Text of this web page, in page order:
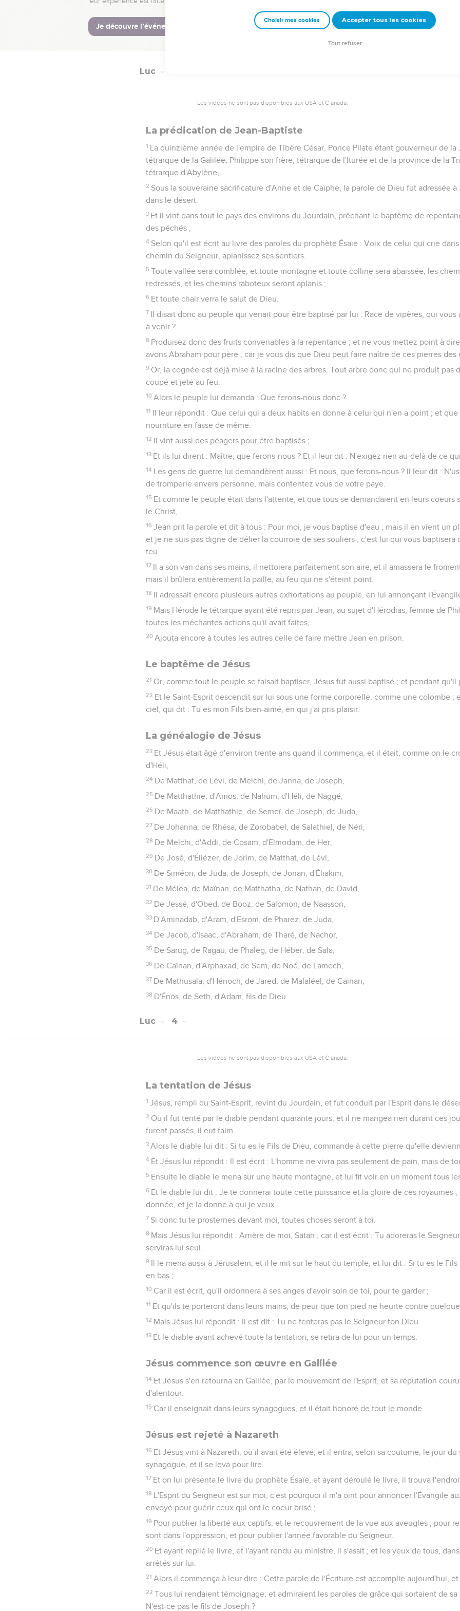
Il s'en alla ensuite avec eux, et vint à Nazareth, et il leur était soumis. Et sa mère
choses dans son coeur.
Et Jésus croissait en sagesse, en stature et en grâce, devant Dieu et devant les
Luc
Les vidéos ne sont pas disponibles aux USA et C anada.
La prédication de Jean-Baptiste
1 La quinzième année de l'empire de Tibère César, Ponce Pilate étant gouverneur de la
tétrarque de la Galilée, Philippe son frère, tétrarque de l'Iturée et de la province de la
tétrarque d'Abylène,
2 Sous la souveraine sacrificature d'Anne et de Caïphe, la parole de Dieu fut adressée à
dans le désert.
3 Et il vint dans tout le pays des environs du Jourdain, prêchant le baptême de
des péchés ;
4 Selon qu'il est écrit au livre des paroles du prophète Ésaïe : Voix de celui qui crie
chemin du Seigneur, aplanissez ses sentiers.
5 Toute vallée sera comblée, et toute montagne et toute colline sera abaissée, les
redressés, et les chemins raboteux seront aplanis ;
6 Et toute chair verra le salut de Dieu.
7 Il disait donc au peuple qui venait pour être baptisé par lui : Race de vipères, qui vous
à venir ?
8 Produisez donc des fruits convenables à la repentance ; et ne vous mettez point à
avons Abraham pour père ; car je vous dis que Dieu peut faire naître de ces pierres des
9 Or, la cognée est déjà mise à la racine des arbres. Tout arbre donc qui ne produit pas
coupé et jeté au feu.
10 Alors le peuple lui demanda : Que ferons-nous donc ?
11 Il leur répondit : Que celui qui a deux habits en donne à celui qui n'en a point ; et
nourriture en fasse de même.
12 Il vint aussi des péagers pour être baptisés ;
13 Et ils lui dirent : Maître, que ferons-nous ? Et il leur dit : N'exigez rien au-delà de ce
14 Les gens de guerre lui demandèrent aussi : Et nous, que ferons-nous ? Il leur dit :
de tromperie envers personne, mais contentez vous de votre paye.
15 Et comme le peuple était dans l'attente, et que tous se demandaient en leurs coeurs
le Christ,
16 Jean prit la parole et dit à tous : Pour moi, je vous baptise d'eau ; mais il en vient un
et je ne suis pas digne de délier la courroie de ses souliers ; c'est lui qui vous baptisera
feu.
17 Il a son van dans ses mains, il nettoiera parfaitement son aire, et il amassera le
mais il brûlera entièrement la paille, au feu qui ne s'éteint point.
18 Il adressait encore plusieurs autres exhortations au peuple, en lui annonçant
19 Mais Hérode le tétrarque ayant été repris par Jean, au sujet d'Hérodias, femme de
toutes les méchantes actions qu'il avait faites,
20 Ajouta encore à toutes les autres celle de faire mettre Jean en prison.
Le baptême de Jésus
21 Or, comme tout le peuple se faisait baptiser, Jésus fut aussi baptisé ; et pendant qu'il
22 Et le Saint-Esprit descendit sur lui sous une forme corporelle, comme une colombe ;
ciel, qui dit : Tu es mon Fils bien-aimé, en qui j'ai pris plaisir.
La généalogie de Jésus
23 Et Jésus était âgé d'environ trente ans quand il commença, et il était, comme on le
d'Héli,
24 De Matthat, de Lévi, de Melchi, de Janna, de Joseph,
25 De Matthathie, d'Amos, de Nahum, d'Héli, de Naggé,
26 De Maath, de Matthathie, de Semeï, de Joseph, de Juda,
27 De Johanna, de Rhésa, de Zorobabel, de Salathiel, de Néri,
28 De Melchi, d'Addi, de Cosam, d'Elmodam, de Her,
29 De José, d'Éliézer, de Jorim, de Matthat, de Lévi,
30 De Siméon, de Juda, de Joseph, de Jonan, d'Éliakim,
31 De Méléa, de Maïnan, de Matthatha, de Nathan, de David,
32 De Jessé, d'Obed, de Booz, de Salomon, de Naasson,
33 D'Aminadab, d'Aram, d'Esrom, de Pharez, de Juda,
34 De Jacob, d'Isaac, d'Abraham, de Tharé, de Nachor,
35 De Sarug, de Ragaü, de Phaleg, de Héber, de Sala,
36 De Caïnan, d'Arphaxad, de Sem, de Noé, de Lamech,
37 De Mathusala, d'Hénoch, de Jared, de Malaléel, de Caïnan,
38 D'Énos, de Seth, d'Adam, fils de Dieu.
Luc 4
Les vidéos ne sont pas disponibles aux USA et C anada.
La tentation de Jésus
1 Jésus, rempli du Saint-Esprit, revint du Jourdain, et fut conduit par l'Esprit dans le
2 Où il fut tenté par le diable pendant quarante jours, et il ne mangea rien durant ces
furent passés, il eut faim.
3 Alors le diable lui dit : Si tu es le Fils de Dieu, commande à cette pierre qu'elle
4 Et Jésus lui répondit : Il est écrit : L'homme ne vivra pas seulement de pain, mais de
5 Ensuite le diable le mena sur une haute montagne, et lui fit voir en un moment tous
6 Et le diable lui dit : Je te donnerai toute cette puissance et la gloire de ces royaumes ;
donnée, et je la donne à qui je veux.
7 Si donc tu te prosternes devant moi, toutes choses seront à toi.
8 Mais Jésus lui répondit : Arrière de moi, Satan ; car il est écrit : Tu adoreras le
serviras lui seul.
9 Il le mena aussi à Jérusalem, et il le mit sur le haut du temple, et lui dit : Si tu es le
en bas ;
10 Car il est écrit, qu'il ordonnera à ses anges d'avoir soin de toi, pour te garder ;
11 Et qu'ils te porteront dans leurs mains, de peur que ton pied ne heurte contre quelque
12 Mais Jésus lui répondit : Il est dit : Tu ne tenteras pas le Seigneur ton Dieu.
13 Et le diable ayant achevé toute la tentation, se retira de lui pour un temps.
Jésus commence son œuvre en Galilée
14 Et Jésus s'en retourna en Galilée, par le mouvement de l'Esprit, et sa réputation
d'alentour.
15 Car il enseignait dans leurs synagogues, et il était honoré de tout le monde.
Jésus est rejeté à Nazareth
16 Et Jésus vint à Nazareth, où il avait été élevé, et il entra, selon sa coutume, le jour du
synagogue, et il se leva pour lire.
17 Et on lui présenta le livre du prophète Ésaïe, et ayant déroulé le livre, il trouva
18 L'Esprit du Seigneur est sur moi, c'est pourquoi il m'a oint pour annoncer l'Évangile
envoyé pour guérir ceux qui ont le coeur brisé ;
19 Pour publier la liberté aux captifs, et le recouvrement de la vue aux aveugles ; pour
sont dans l'oppression, et pour publier l'année favorable du Seigneur.
20 Et ayant replié le livre, et l'ayant rendu au ministre, il s'assit ; et les yeux de tous,
arrêtés sur lui.
21 Alors il commença à leur dire : Cette parole de l'Écriture est accomplie aujourd'hui, et
22 Tous lui rendaient témoignage, et admiraient les paroles de grâce qui sortaient de
N'est-ce pas le fils de Joseph ?
Choisir mes cookies Accepter tous les cookies
Tout refuser